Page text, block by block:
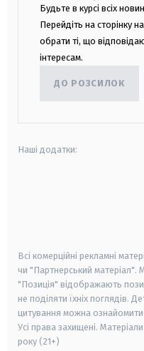
Будьте в курсі всіх
Перейдіть на сторінку
обрати ті, що
інтересам.
ДО РОЗСИЛОК
Наші додатки:
Всі комерційні рекламні
чи "Партнерський матеріал".
"Позиція" відображають
не поділяти їхніх поглядів.
цитування можна
Усі права захищені.
року (21+)